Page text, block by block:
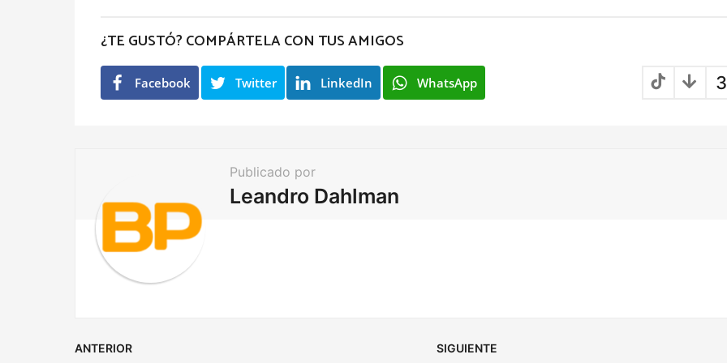
P
a
g
t
o
n
¿TE GUSTÓ? COMPÁRTELA CON TUS AMIGOS
Facebook Twitter LinkedIn WhatsApp
Publicado por
Leandro Dahlman
ANTERIOR SIGUIENTE